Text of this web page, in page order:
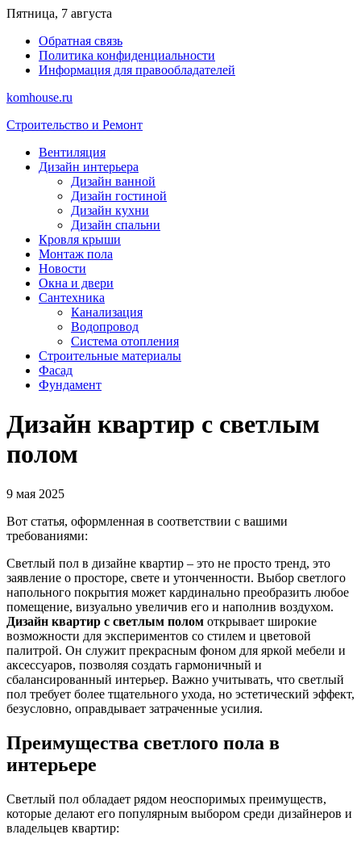
Перейти
содержимому
Пятница, 7 августа
Обратная связь
Политика конфиденциальности
Информация для правообладателей
komhouse.ru
Строительство и Ремонт
Вентиляция
Дизайн интерьера
Дизайн ванной
Дизайн гостиной
Дизайн кухни
Дизайн спальни
Кровля крыши
Монтаж пола
Новости
Окна и двери
Сантехника
Канализация
Водопровод
Система отопления
Строительные материалы
Фасад
Фундамент
Дизайн квартир с светлым
полом
9 мая 2025
Вот статья, оформленная в соответствии с вашими
требованиями:
Светлый пол в дизайне квартир – это не просто тренд, это
заявление о просторе, свете и утонченности. Выбор светлого
напольного покрытия может кардинально преобразить любое
помещение, визуально увеличив его и наполнив воздухом.
Дизайн квартир с светлым полом открывает широкие
возможности для экспериментов со стилем и цветовой
палитрой. Он служит прекрасным фоном для яркой мебели и
аксессуаров, позволяя создать гармоничный и
сбалансированный интерьер. Важно учитывать, что светлый
пол требует более тщательного ухода, но эстетический эффект,
безусловно, оправдывает затраченные усилия.
Преимущества светлого пола в
интерьере
Светлый пол обладает рядом неоспоримых преимуществ,
которые делают его популярным выбором среди дизайнеров и
владельцев квартир: